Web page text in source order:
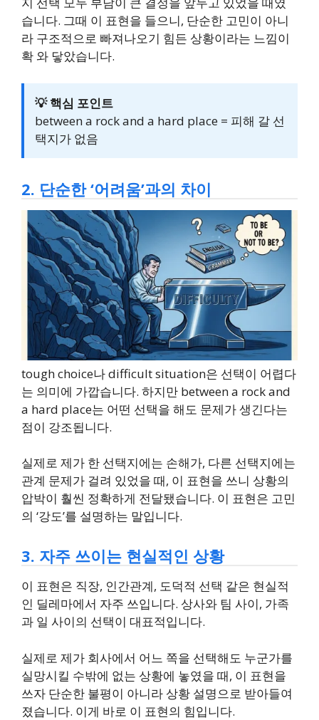
습니다. 그때 이 표현을 들으니, 단순한 고민이 아니
라 구조적으로 빠져나오기 힘든 상황이라는 느낌이
확 와 닿았습니다.
💡 핵심 포인트
between a rock and a hard place = 피해 갈 선
택지가 없음
2. 단순한 ‘어려움’과의 차이
tough choice나 difficult situation은 선택이 어렵다
는 의미에 가깝습니다. 하지만 between a rock and
a hard place는 어떤 선택을 해도 문제가 생긴다는
점이 강조됩니다.
실제로 제가 한 선택지에는 손해가, 다른 선택지에는
관계 문제가 걸려 있었을 때, 이 표현을 쓰니 상황의
압박이 훨씬 정확하게 전달됐습니다. 이 표현은 고민
의 ‘강도’를 설명하는 말입니다.
3. 자주 쓰이는 현실적인 상황
이 표현은 직장, 인간관계, 도덕적 선택 같은 현실적
인 딜레마에서 자주 쓰입니다. 상사와 팀 사이, 가족
과 일 사이의 선택이 대표적입니다.
실제로 제가 회사에서 어느 쪽을 선택해도 누군가를
실망시킬 수밖에 없는 상황에 놓였을 때, 이 표현을
쓰자 단순한 불평이 아니라 상황 설명으로 받아들여
졌습니다. 이게 바로 이 표현의 힘입니다.